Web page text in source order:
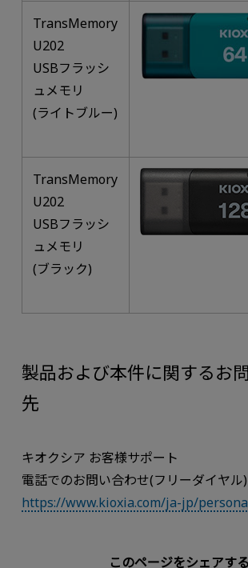
TransMemory
U202
USBフラッシ
ュメモリ
(ライトブルー)
TransMemory
U202
USBフラッシ
ュメモリ
(ブラック)
製品および本件に関するお
先
キオクシア お客様サポート
電話でのお問い合わせ(フリーダイヤ
https://www.kioxia.com/ja-jp/
このページをシェアする